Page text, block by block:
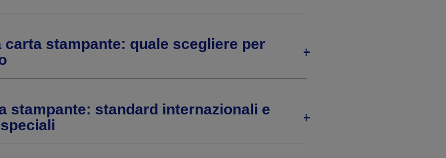
carta stampante: quale scegliere per
stampante: standard internazionali e